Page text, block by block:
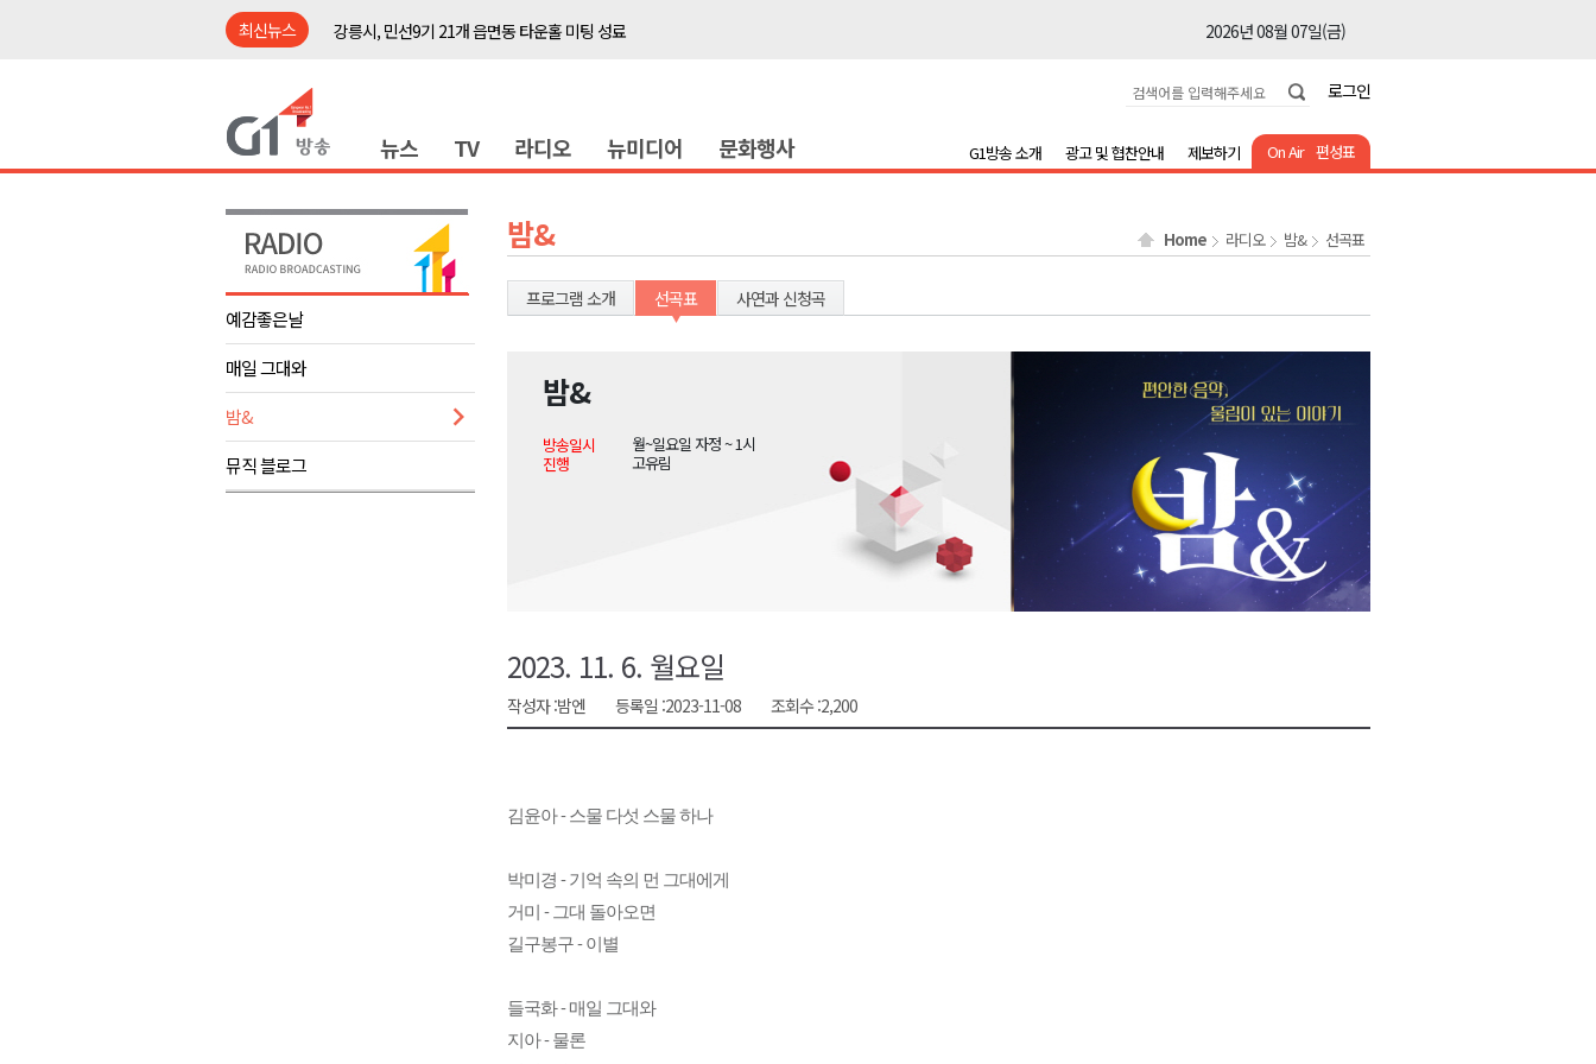
최신뉴스
강릉시, 민선9기 21개 읍면동 타운홀 미팅 성료
2026년 08월 07일(금)
2026년 08월 07일(금)
<강원랜드> 마카오 카지노 "복합리조트로 진화 중"
2026년 08월 07일(금)
강원도립대학교, 하반기 평생교육원 수강생 모집
태백시, 28~29일 제5회 황부자 며느리 축제
2026년 08월 07일(금)
오늘 극한폭염 계속..낮 최고 ‘영상 38도’
2026년 08월 07일(금)
강릉시, 민선9기 21개 읍면동 타운홀 미팅 성료
2026년 08월 07일(금)
양구군, 원주환경청에 비점오염저감 사업 등 건의
2026년 08월 07일(금)
<강원랜드> 관광객이 인구 3배..싱가포르 복합리조트
2026년 08월 07일(금)
2026년 08월 07일(금)
2026년 08월 07일(금)
2026년 08월 07일(금)
오늘 극한폭염 계속..낮 최고 ‘영상 38도’
썩고, 무르고..농산물 피해 속출
로그인
뉴스 TV 라디오 뉴미디어 문화행사 On Air 편성표
G1방송 소개 광고 및 협찬안내 제보하기
예감좋은날
매일 그대와
밤&
뮤직 블로그
밤& Home 라디오 밤& 선곡표
프로그램 소개 선곡표 사연과 신청곡
밤&
방송일시
월~일요일 자정 ~ 1시
진행
고유림
2023. 11. 6. 월요일
작성자 :밤엔 등록일 :2023-11-08 조회수 :2,200
김윤아 - 스물 다섯 스물 하나
박미경 - 기억 속의 먼 그대에게
거미 - 그대 돌아오면
길구봉구 - 이별
들국화 - 매일 그대와
지아 - 물론